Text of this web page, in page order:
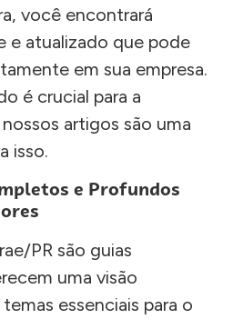
você encontrará
e atualizado que pode
em sua empresa.
é crucial para a
artigos são uma
isso.
e Profundos
PR são guias
uma visão
essenciais para o